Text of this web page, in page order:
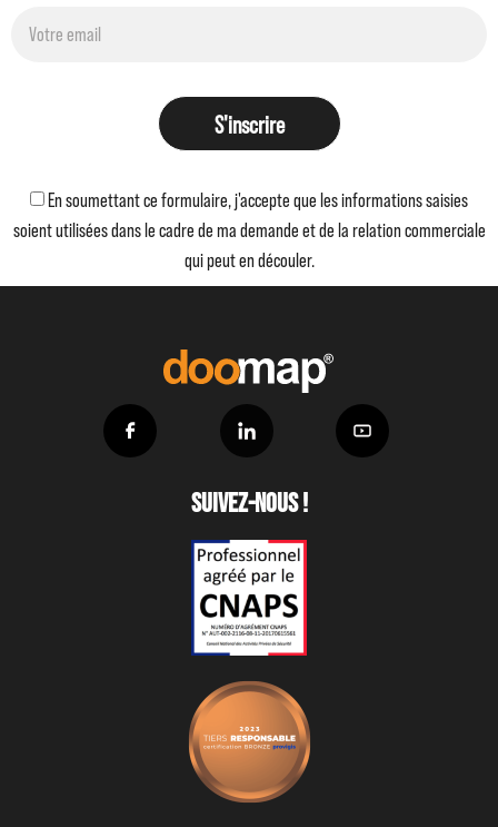
En soumettant ce formulaire, j'accepte que les informations saisies
soient utilisées dans le cadre de ma demande et de la relation commerciale
qui peut en découler.
S'inscrire
Suivez-nous !